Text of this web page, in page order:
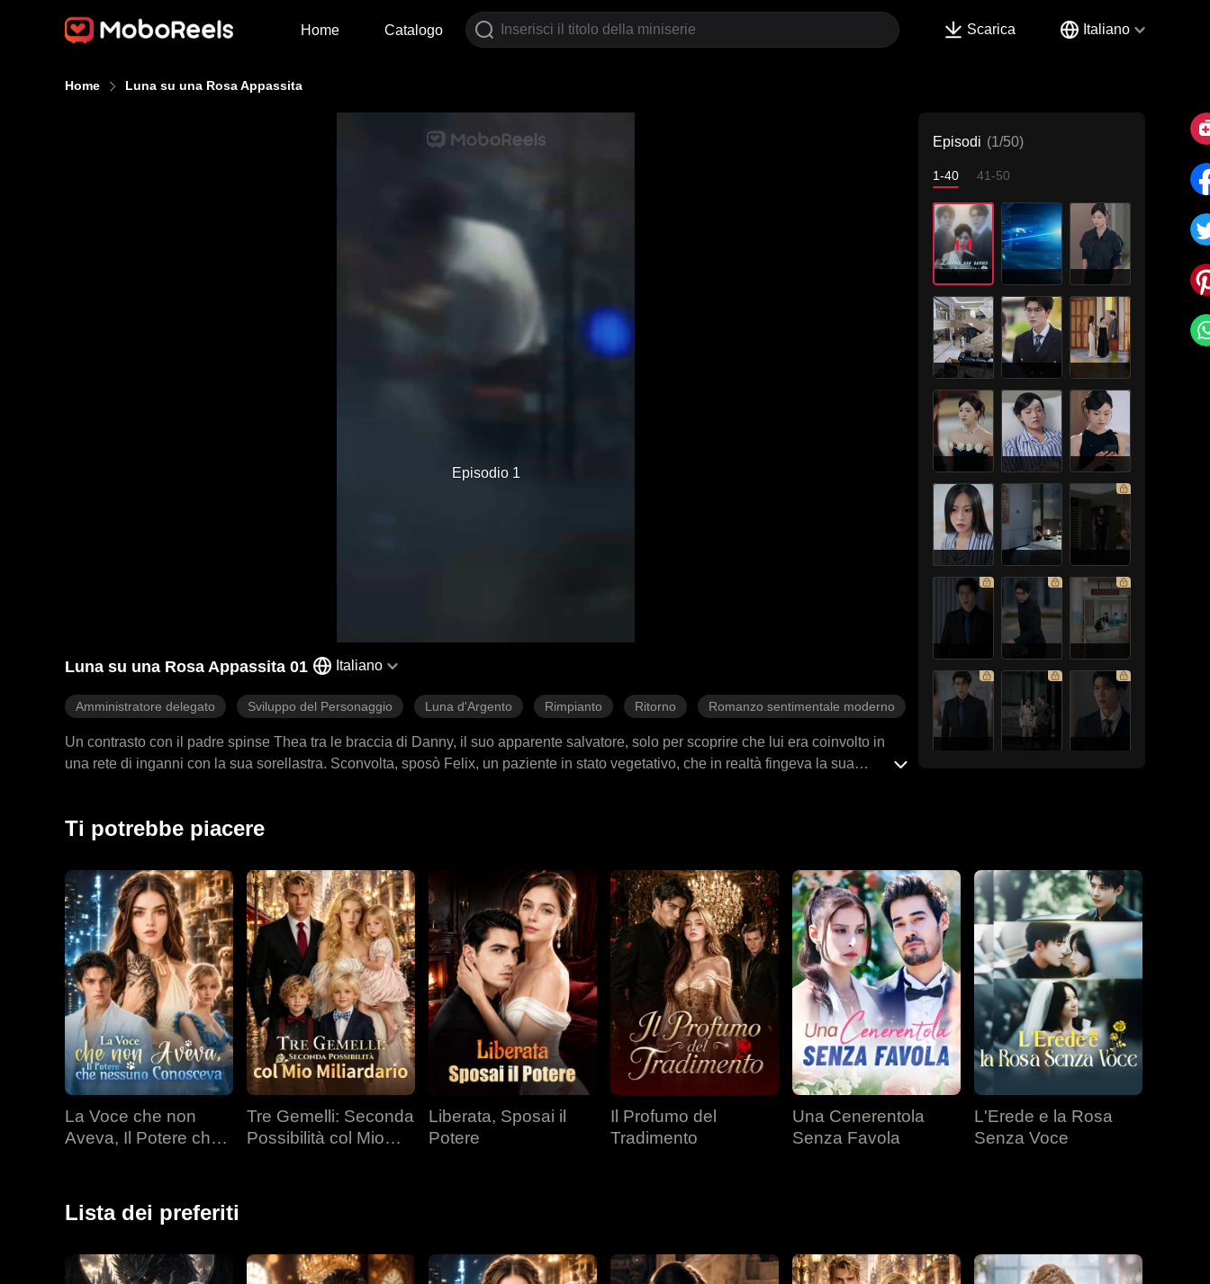
Home Catalogo Scarica Italiano
Home Luna su una Rosa Appassita
Episodio 1
Luna su una Rosa Appassita 01 Italiano
Amministratore delegato Sviluppo del Personaggio Luna d'Argento Rimpianto Ritorno Romanzo sentimentale moderno
Un contrasto con il padre spinse Thea tra le braccia di Danny, il suo apparente salvatore, solo per scoprire che lui era coinvolto in
una rete di inganni con la sua sorellastra. Sconvolta, sposò Felix, un paziente in stato vegetativo, che in realtà fingeva la sua
ogni rimedio era tardivo.
Episodi (1/50)
1-40 41-50
Ti potrebbe piacere
La Voce che non
Aveva, Il Potere che
Tre Gemelli: Seconda
Possibilità col Mio
Liberata, Sposai il
Potere
Il Profumo del
Tradimento
Una Cenerentola
Senza Favola
L'Erede e la Rosa
Senza Voce
Lista dei preferiti